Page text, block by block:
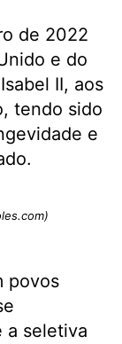
de 2022
e do
II, aos
tendo sido
e
povos
a seletiva